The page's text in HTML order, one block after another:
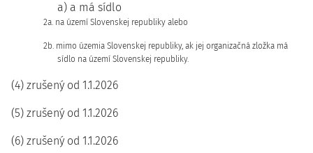
a) a má sídlo
2a. na území Slovenskej republiky alebo
2b. mimo územia Slovenskej republiky, ak jej organizačná zložka má
sídlo na území Slovenskej republiky.
(4) zrušený od 1.1.2026
(5) zrušený od 1.1.2026
(6) zrušený od 1.1.2026